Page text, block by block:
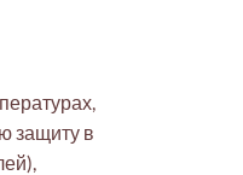
защиту в